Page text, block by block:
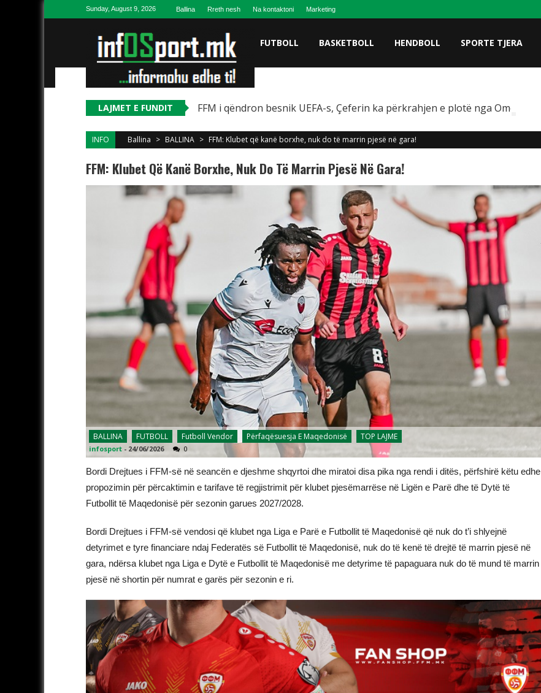
Skip to contentSunday, August 9, 2026 Ballina Rreth nesh Na kontaktoni Marketing
FUTBOLL BASKETBOLL HENDBOLL SPORTE TJERA
LAJMET E FUNDIT FFM i qëndron besnik UEFA-s, Çeferin ka përkrahjen e plotë nga Omeragiç
INFO Ballina > BALLINA > FFM: Klubet që kanë borxhe, nuk do të marrin pjesë në gara!
FFM: Klubet Që Kanë Borxhe, Nuk Do Të Marrin Pjesë Në Gara!
BALLINA FUTBOLL Futboll Vendor Përfaqësuesja E Maqedonisë TOP LAJME
infosport - 24/06/2026 0
Bordi Drejtues i FFM-së në seancën e djeshme shqyrtoi dhe miratoi disa pika nga rendi i ditës, përfshirë këtu edhe
propozimin për përcaktimin e tarifave të regjistrimit për klubet pjesëmarrëse në Ligën e Parë dhe të Dytë të
Futbollit të Maqedonisë për sezonin garues 2027/2028.
Bordi Drejtues i FFM-së vendosi që klubet nga Liga e Parë e Futbollit të Maqedonisë që nuk do t’i shlyejnë
detyrimet e tyre financiare ndaj Federatës së Futbollit të Maqedonisë, nuk do të kenë të drejtë të marrin pjesë në
gara, ndërsa klubet nga Liga e Dytë e Futbollit të Maqedonisë me detyrime të papaguara nuk do të mund të marrin
pjesë në shortin për numrat e garës për sezonin e ri.